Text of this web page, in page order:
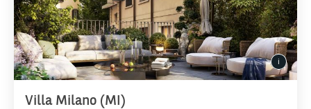
Villa Milano (MI)